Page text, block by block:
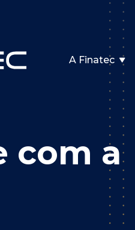
A Finatec
com a